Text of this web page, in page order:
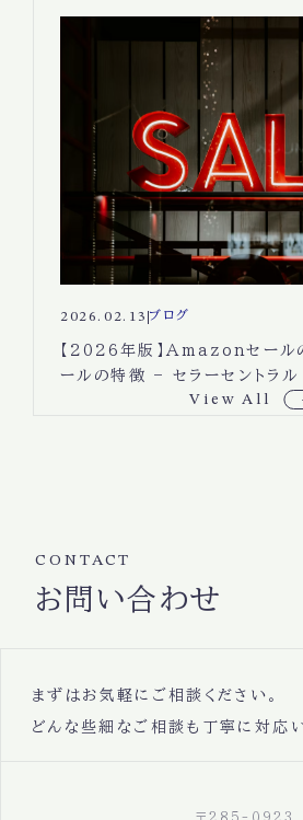
View All
2026.02.13 ブログ
【2026年版】Amazonセール
ールの特徴 – セラーセントラル
CONTACT
お問い合わせ
まずはお気軽にご相談ください。
どんな些細なご相談も丁寧に対応い
〒285-0923